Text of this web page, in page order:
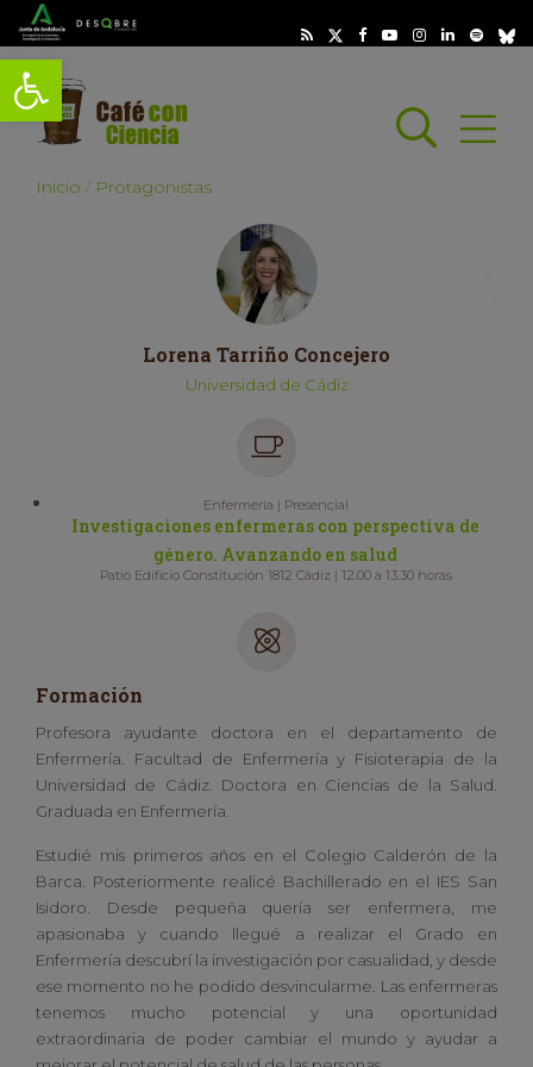
Abrir barra de herramientas
Abrir
Inicio Protagonistas
Lorena Tarriño Concejero
Universidad de Cádiz
Enfermería | Presencial
Investigaciones enfermeras con perspectiva de
género. Avanzando en salud
Patio Edificio Constitución 1812 Cádiz | 12.00 a 13.30 horas
Formación
Profesora ayudante doctora en el departamento de
Enfermería. Facultad de Enfermería y Fisioterapia de la
Universidad de Cádiz. Doctora en Ciencias de la Salud.
Graduada en Enfermería.
Estudié mis primeros años en el Colegio Calderón de la
Barca. Posteriormente realicé Bachillerado en el IES San
Isidoro. Desde pequeña quería ser enfermera, me
apasionaba y cuando llegué a realizar el Grado en
Enfermería descubrí la investigación por casualidad, y desde
ese momento no he podido desvincularme. Las enfermeras
tenemos mucho potencial y una oportunidad
extraordinaria de poder cambiar el mundo y ayudar a